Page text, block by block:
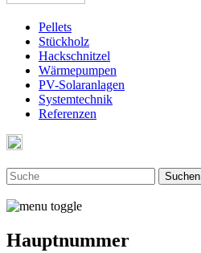
Pellets
Stückholz
Hackschnitzel
Wärmepumpen
PV-Solaranlagen
Systemtechnik
Referenzen
Hauptnummer